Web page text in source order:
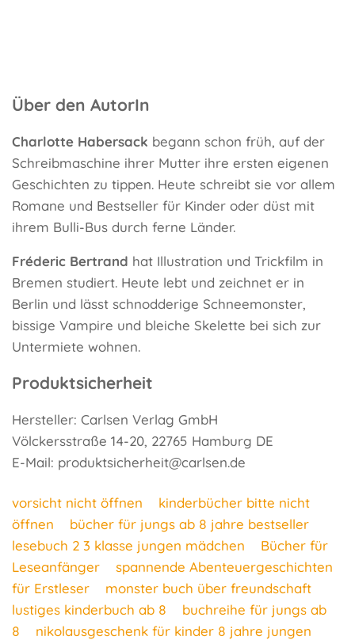
Über den AutorIn
Charlotte Habersack begann schon früh, auf der
Schreibmaschine ihrer Mutter ihre ersten eigenen
Geschichten zu tippen. Heute schreibt sie vor allem
Romane und Bestseller für Kinder oder düst mit
ihrem Bulli-Bus durch ferne Länder.
Fréderic Bertrand hat Illustration und Trickfilm in
Bremen studiert. Heute lebt und zeichnet er in
Berlin und lässt schnodderige Schneemonster,
bissige Vampire und bleiche Skelette bei sich zur
Untermiete wohnen.
Produktsicherheit
Hersteller: Carlsen Verlag GmbH
Völckersstraße 14-20, 22765 Hamburg DE
E-Mail: produktsicherheit@carlsen.de
vorsicht nicht öffnen
kinderbücher bitte nicht
öffnen
bücher für jungs ab 8 jahre bestseller
lesebuch 2 3 klasse jungen mädchen
Bücher für
Leseanfänger
spannende Abenteuergeschichten
für Erstleser
monster buch über freundschaft
lustiges kinderbuch ab 8
buchreihe für jungs ab
8
nikolausgeschenk für kinder 8 jahre jungen